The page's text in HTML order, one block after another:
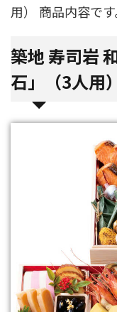
用） 商品内容です
築地 寿司岩
石」（3人用